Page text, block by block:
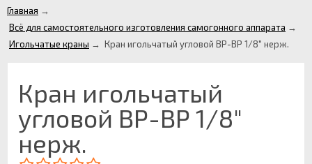
Главная →
Всё для самостоятельного изготовления самогонного аппарата →
Игольчатые краны → Кран игольчатый угловой ВР-ВР 1/8" нерж.
Кран игольчатый
угловой ВР-ВР 1/8"
нерж.